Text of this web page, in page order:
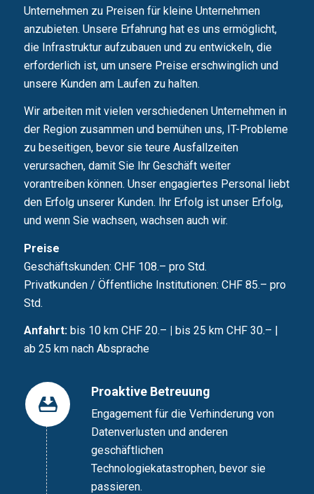
Unternehmen zu Preisen für kleine Unternehmen
anzubieten. Unsere Erfahrung hat es uns ermöglicht,
die Infrastruktur aufzubauen und zu entwickeln, die
erforderlich ist, um unsere Preise erschwinglich und
unsere Kunden am Laufen zu halten.
Wir arbeiten mit vielen verschiedenen Unternehmen in
der Region zusammen und bemühen uns, IT-Probleme
zu beseitigen, bevor sie teure Ausfallzeiten
verursachen, damit Sie Ihr Geschäft weiter
vorantreiben können. Unser engagiertes Personal liebt
den Erfolg unserer Kunden. Ihr Erfolg ist unser Erfolg,
und wenn Sie wachsen, wachsen auch wir.
Preise
Geschäftskunden: CHF 108.– pro Std.
Privatkunden / Öffentliche Institutionen: CHF 85.– pro
Std.
Anfahrt: bis 10 km CHF 20.–
bis 25 km CHF 30.– |
ab 25 km nach Absprache
Proaktive Betreuung
Engagement für die Verhinderung von
Datenverlusten und anderen
geschäftlichen
Technologiekatastrophen, bevor sie
passieren.